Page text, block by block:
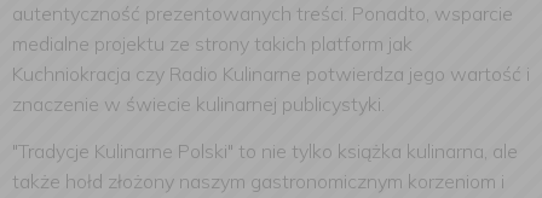
autentyczność prezentowanych treści. Ponadto, wsparcie
medialne projektu ze strony takich platform jak
Kuchniokracja czy Radio Kulinarne potwierdza jego wartość i
znaczenie w świecie kulinarnej publicystyki.
"Tradycje Kulinarne Polski" to nie tylko książka kulinarna, ale
także hołd złożony naszym gastronomicznym korzeniom i